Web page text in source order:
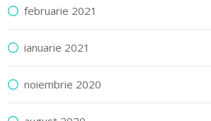
februarie 2021
ianuarie 2021
noiembrie 2020